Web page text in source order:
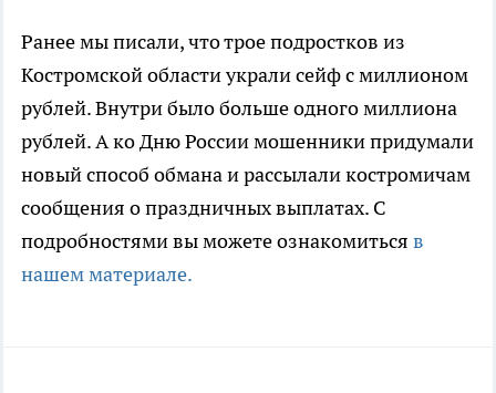
Ранее мы писали, что трое подростков из
Костромской области украли сейф с миллионом
рублей. Внутри было больше одного миллиона
рублей. А ко Дню России мошенники придумали
новый способ обмана и рассылали костромичам
сообщения о праздничных выплатах. С
подробностями вы можете ознакомиться в
нашем материале.